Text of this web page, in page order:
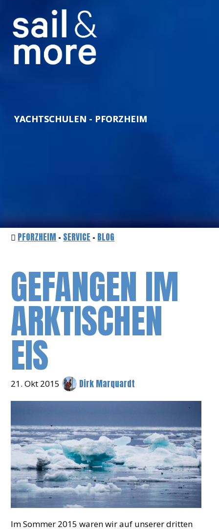
YACHTSCHULEN - PFORZHEIM
PFORZHEIM - SERVICE - BLOG
GEFANGEN IM
ARKTISCHEN
EIS
21. Okt 2015 Dirk Marquardt
Im Sommer 2015 waren wir auf unserer dritten